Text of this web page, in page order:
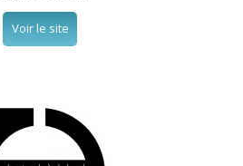
Voir le site